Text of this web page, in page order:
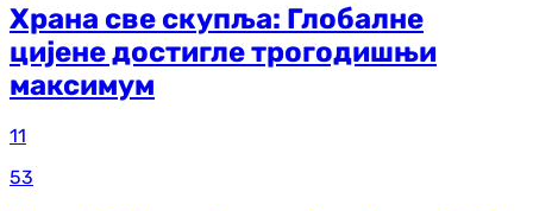
Храна све скупља: Глобалне
цијене достигле трогодишњи
максимум
11
53